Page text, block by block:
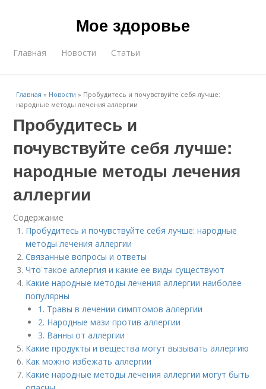
Мое здоровье
Главная Новости Статьи
Главная » Новости » Пробудитесь и почувствуйте себя лучше:
народные методы лечения аллергии
Пробудитесь и
почувствуйте себя лучше:
народные методы лечения
аллергии
Содержание
Пробудитесь и почувствуйте себя лучше: народные
методы лечения аллергии
Связанные вопросы и ответы
Что такое аллергия и какие ее виды существуют
Какие народные методы лечения аллергии наиболее
популярны
1. Травы в лечении симптомов аллергии
2. Народные мази против аллергии
3. Ванны от аллергии
Какие продукты и вещества могут вызывать аллергию
Как можно избежать аллергии
Какие народные методы лечения аллергии могут быть